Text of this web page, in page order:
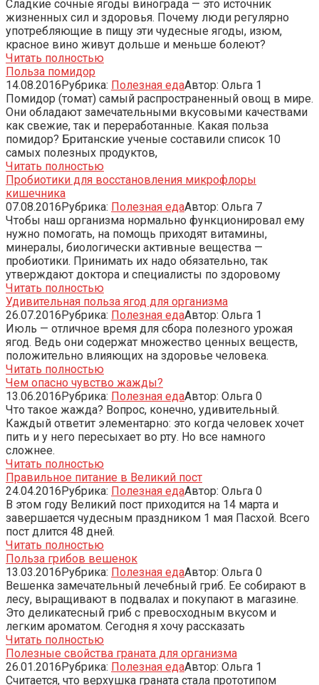
Сладкие сочные ягоды винограда — это источник
жизненных сил и здоровья. Почему люди регулярно
употребляющие в пищу эти чудесные ягоды, изюм,
красное вино живут дольше и меньше болеют?
Читать полностью
Польза помидор
14.08.2016Рубрика: Полезная едаАвтор: Ольга 1
Помидор (томат) самый распространенный овощ в мире.
Они обладают замечательными вкусовыми качествами
как свежие, так и переработанные. Какая польза
помидор? Британские ученые составили список 10
самых полезных продуктов,
Читать полностью
Пробиотики для восстановления микрофлоры
кишечника
07.08.2016Рубрика: Полезная едаАвтор: Ольга 7
Чтобы наш организма нормально функционировал ему
нужно помогать, на помощь приходят витамины,
минералы, биологически активные вещества —
пробиотики. Принимать их надо обязательно, так
утверждают доктора и специалисты по здоровому
Читать полностью
Удивительная польза ягод для организма
26.07.2016Рубрика: Полезная едаАвтор: Ольга 1
Июль — отличное время для сбора полезного урожая
ягод. Ведь они содержат множество ценных веществ,
положительно влияющих на здоровье человека.
Читать полностью
Чем опасно чувство жажды?
13.06.2016Рубрика: Полезная едаАвтор: Ольга 0
Что такое жажда? Вопрос, конечно, удивительный.
Каждый ответит элементарно: это когда человек хочет
пить и у него пересыхает во рту. Но все намного
сложнее.
Читать полностью
Правильное питание в Великий пост
24.04.2016Рубрика: Полезная едаАвтор: Ольга 0
В этом году Великий пост приходится на 14 марта и
завершается чудесным праздником 1 мая Пасхой. Всего
пост длится 48 дней.
Читать полностью
Польза грибов вешенок
13.03.2016Рубрика: Полезная едаАвтор: Ольга 0
Вешенка замечательный лечебный гриб. Ее собирают в
лесу, выращивают в подвалах и покупают в магазине.
Это деликатесный гриб с превосходным вкусом и
легким ароматом. Сегодня я хочу рассказать
Читать полностью
Полезные свойства граната для организма
26.01.2016Рубрика: Полезная едаАвтор: Ольга 1
Считается, что верхушка граната стала прототипом